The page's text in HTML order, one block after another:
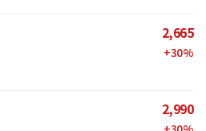
2,665
+30%
2,990